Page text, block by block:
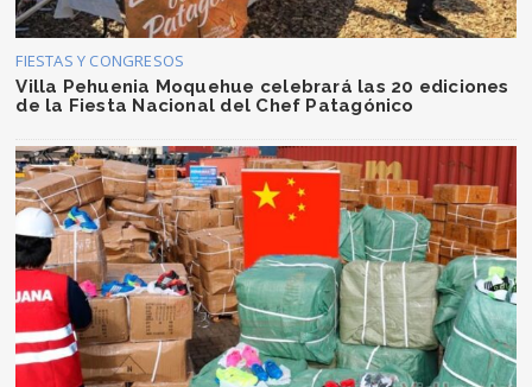
FIESTAS Y CONGRESOS
Villa Pehuenia Moquehue celebrará las 20 ediciones
de la Fiesta Nacional del Chef Patagónico